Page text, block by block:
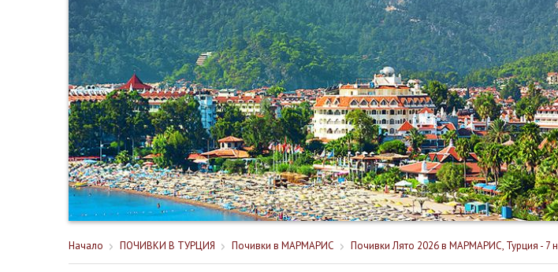
Начало ПОЧИВКИ В ТУРЦИЯ Почивки в МАРМАРИС Почивки Лято 2026 в МАРМАРИС, Турция - 7